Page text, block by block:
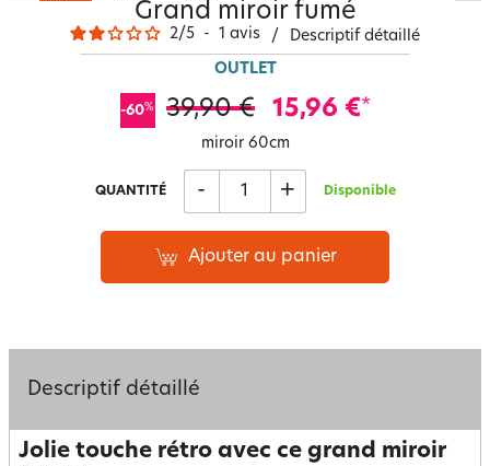
Grand miroir fumé
2/5 - 1 avis / Descriptif détaillé
OUTLET
-60% 39,90 € 15,96 €*
miroir 60cm
QUANTITÉ - + Disponible
Ajouter au panier
Descriptif détaillé
Jolie touche rétro avec ce grand miroir